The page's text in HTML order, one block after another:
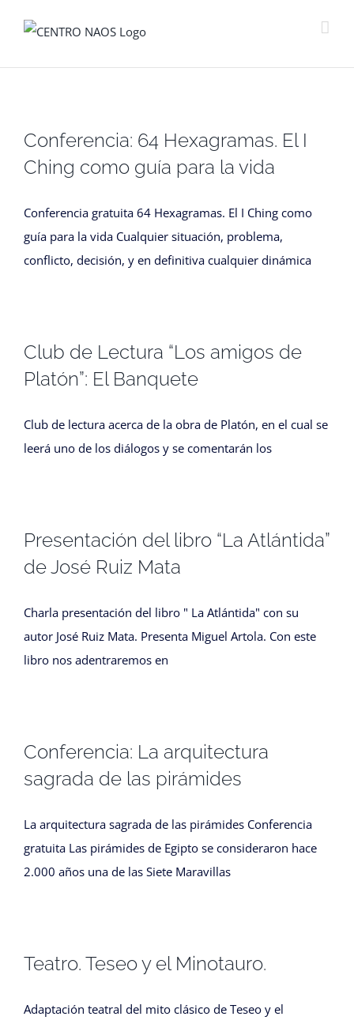
Conferencia: 64 Hexagramas. El I
Ching como guía para la vida
Conferencia gratuita 64 Hexagramas. El I Ching como
guía para la vida Cualquier situación, problema,
conflicto, decisión, y en definitiva cualquier dinámica
Club de Lectura “Los amigos de
Platón”: El Banquete
Club de lectura acerca de la obra de Platón, en el cual se
leerá uno de los diálogos y se comentarán los
Presentación del libro “La Atlántida”
de José Ruiz Mata
Charla presentación del libro " La Atlántida" con su
autor José Ruiz Mata. Presenta Miguel Artola. Con este
libro nos adentraremos en
Conferencia: La arquitectura
sagrada de las pirámides
La arquitectura sagrada de las pirámides Conferencia
gratuita Las pirámides de Egipto se consideraron hace
2.000 años una de las Siete Maravillas
Teatro. Teseo y el Minotauro.
Adaptación teatral del mito clásico de Teseo y el